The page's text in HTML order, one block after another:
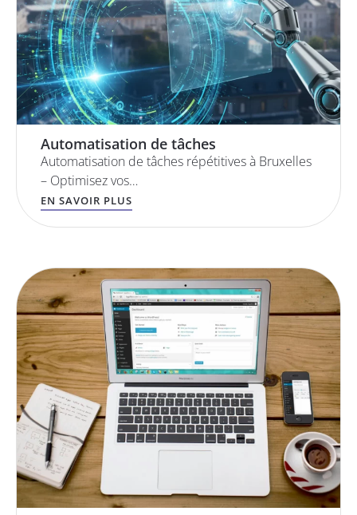
Automatisation de tâches
Automatisation de tâches répétitives à Bruxelles
– Optimisez vos…
EN SAVOIR PLUS